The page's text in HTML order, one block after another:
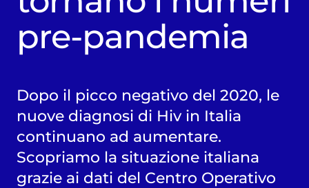
pre-pandemia
Dopo il picco negativo del 2020, le
nuove diagnosi di Hiv in Italia
continuano ad aumentare.
Scopriamo la situazione italiana
grazie ai dati del Centro Operativo